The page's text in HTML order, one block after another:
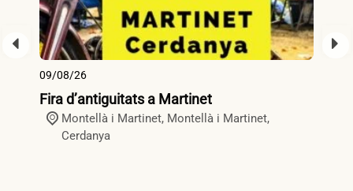
09/08/26
Fira d’antiguitats a Martinet
Montellà i Martinet, Montellà i Martinet,
Cerdanya